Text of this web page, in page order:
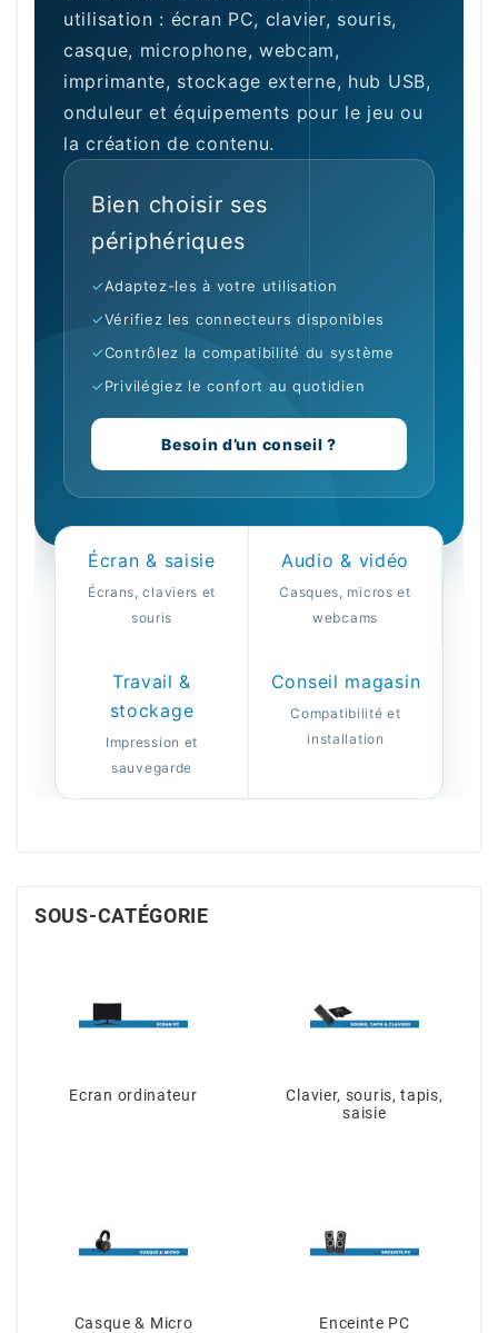
utilisation : écran PC, clavier, souris,
casque, microphone, webcam,
imprimante, stockage externe, hub USB,
onduleur et équipements pour le jeu ou
la création de contenu.
Bien choisir ses
périphériques
✓Adaptez-les à votre utilisation
✓Vérifiez les connecteurs disponibles
✓Contrôlez la compatibilité du système
✓Privilégiez le confort au quotidien
Besoin d’un conseil ?
Écran & saisie
Écrans, claviers et
souris
Audio & vidéo
Casques, micros et
webcams
Travail &
stockage
Impression et
sauvegarde
Conseil magasin
Compatibilité et
installation
SOUS-CATÉGORIE
Ecran ordinateur
Clavier, souris, tapis,
saisie
Casque & Micro Enceinte PC